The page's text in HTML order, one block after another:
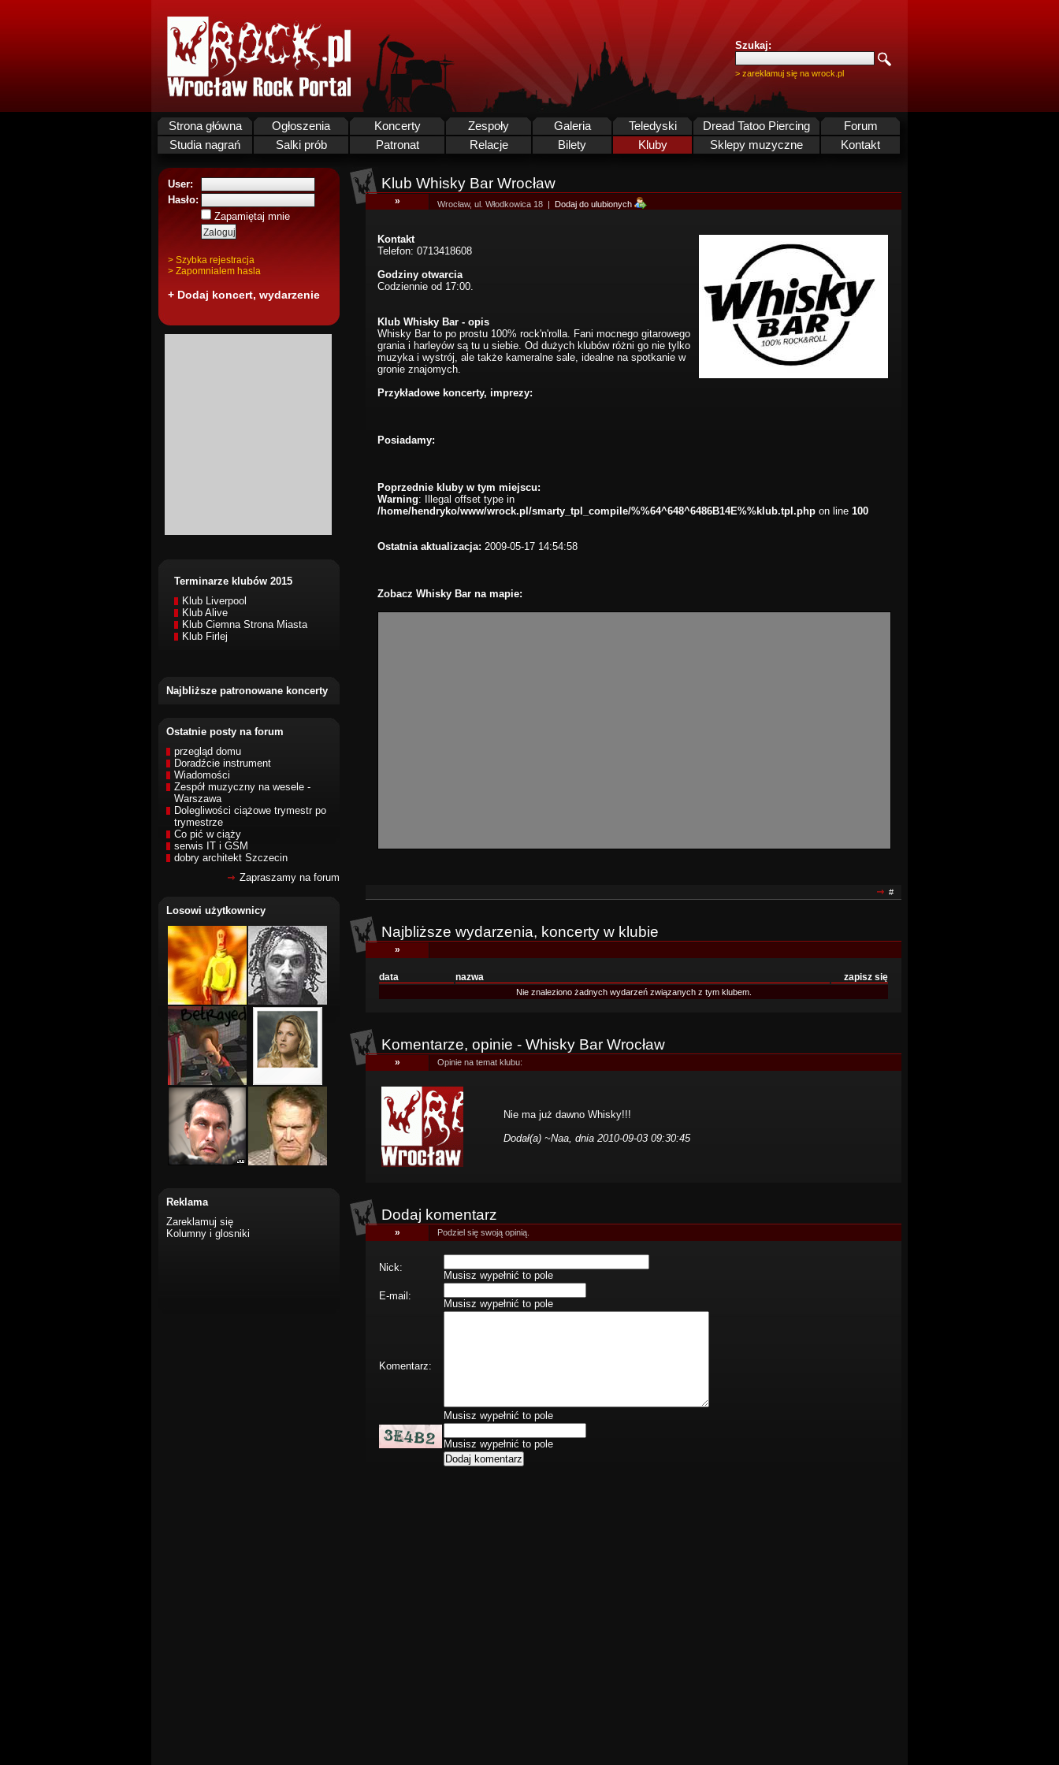
Szukaj:
> zareklamuj się na wrock.pl
Strona główna Ogłoszenia Koncerty Zespoły Galeria Teledyski Dread Tatoo Piercing
Forum
Studia nagrań
Salki prób Patronat Relacje Bilety Kluby Sklepy muzyczne Kontakt
User:
Hasło:
Zapamiętaj mnie
> Szybka rejestracja
> Zapomnialem hasla
+ Dodaj koncert, wydarzenie
Terminarze klubów 2015
Klub Liverpool
Klub Alive
Klub Ciemna Strona Miasta
Klub Firlej
Najbliższe patronowane koncerty
Ostatnie posty na forum
przegląd domu
Doradźcie instrument
Wiadomości
Zespół muzyczny na wesele -
Warszawa
Dolegliwości ciążowe trymestr po
trymestrze
Co pić w ciąży
serwis IT i GSM
dobry architekt Szczecin
Zapraszamy na forum
Losowi użytkownicy
Reklama
Zareklamuj się
Kolumny i glosniki
Klub Whisky Bar Wrocław
» Wrocław, ul. Włodkowica 18 | Dodaj do ulubionych
Kontakt
Telefon: 0713418608
Godziny otwarcia
Codziennie od 17:00.
Klub Whisky Bar - opis
Whisky Bar to po prostu 100% rock'n'rolla. Fani mocnego gitarowego
grania i harleyów są tu u siebie. Od dużych klubów różni go nie tylko
muzyka i wystrój, ale także kameralne sale, idealne na spotkanie w
gronie znajomych.
Przykładowe koncerty, imprezy:
Posiadamy:
Poprzednie kluby w tym miejscu:
Warning: Illegal offset type in
/home/hendryko/www/wrock.pl/smarty_tpl_compile/%%64^648^6486B14E%%klub.tpl.php on line 100
Ostatnia aktualizacja: 2009-05-17 14:54:58
Zobacz Whisky Bar na mapie:
#
Najbliższe wydarzenia, koncerty w klubie
»
data nazwa zapisz się
Nie znaleziono żadnych wydarzeń związanych z tym klubem.
Komentarze, opinie - Whisky Bar Wrocław
» Opinie na temat klubu:
Nie ma już dawno Whisky!!!
Dodał(a) ~Naa, dnia 2010-09-03 09:30:45
Dodaj komentarz
» Podziel się swoją opinią.
Nick:
Musisz wypełnić to pole
E-mail:
Musisz wypełnić to pole
Komentarz:
Musisz wypełnić to pole
Musisz wypełnić to pole